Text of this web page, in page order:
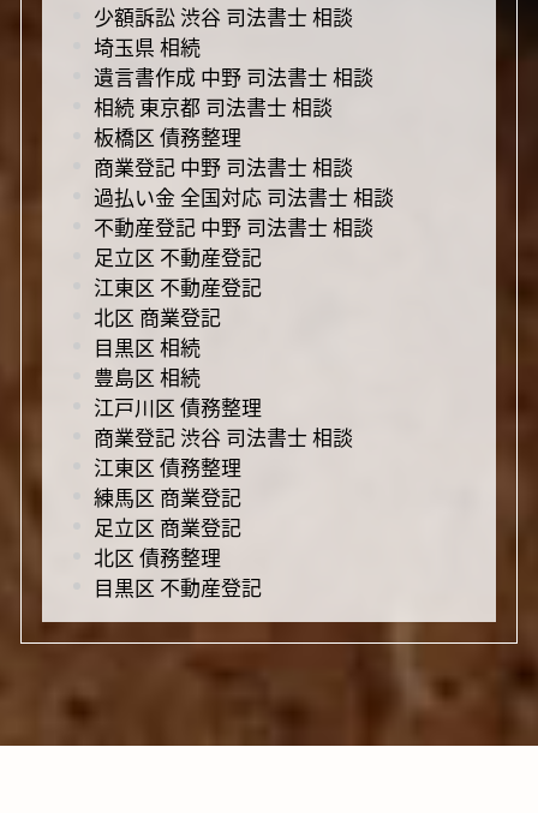
少額訴訟 渋谷 司法書士 相談
埼玉県 相続
遺言書作成 中野 司法書士 相談
相続 東京都 司法書士 相談
板橋区 債務整理
商業登記 中野 司法書士 相談
過払い金 全国対応 司法書士 相談
不動産登記 中野 司法書士 相談
足立区 不動産登記
江東区 不動産登記
北区 商業登記
目黒区 相続
豊島区 相続
江戸川区 債務整理
商業登記 渋谷 司法書士 相談
江東区 債務整理
練馬区 商業登記
足立区 商業登記
北区 債務整理
目黒区 不動産登記